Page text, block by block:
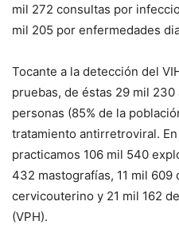
mil 272 consultas por
mil 205 por enfermedades
Tocante a la detección del
pruebas, de éstas 29 mil
personas (85% de la
tratamiento antirretroviral.
practicamos 106 mil 540
432 mastografías, 11 mil
cervicouterino y 21 mil 162
(VPH).